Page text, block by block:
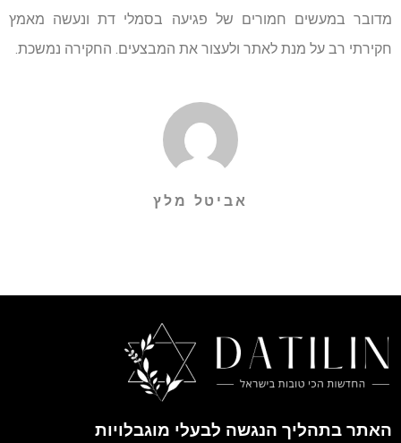
מדובר במעשים חמורים של פגיעה בסמלי דת ונעשה מאמץ
חקירתי רב על מנת לאתר ולעצור את המבצעים. החקירה נמשכת.
אביטל מלץ
האתר בתהליך הנגשה לבעלי מוגבלויות